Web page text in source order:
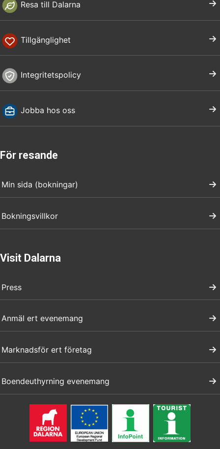
Resa till Dalarna
Tillgänglighet
Integritetspolicy
Jobba hos oss
För resande
Min sida (bokningar)
Bokningsvillkor
Visit Dalarna
Press
Anmäl ert evenemang
Marknadsför ert företag
Boendeuthyrning evenemang